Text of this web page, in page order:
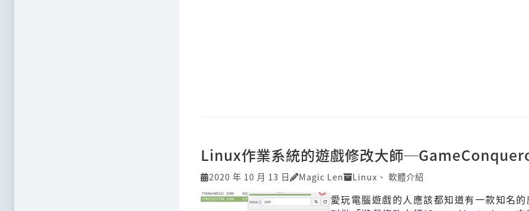
Linux作業系統的遊戲修改大師
2020 年 10 月 13 日 Magic Len Linux 、 軟體介紹
愛玩電腦遊戲的人應該都知道有一款知名的